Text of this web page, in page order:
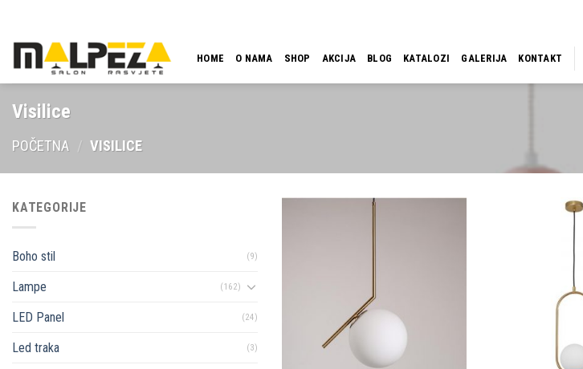
content
HOME O NAMA SHOP AKCIJA BLOG KATALOZI GALERIJA KONTAKT
Visilice
POČETNA / VISILICE
KATEGORIJE
Boho stil (9)
Lampe (162)
LED Panel (24)
Led traka (3)